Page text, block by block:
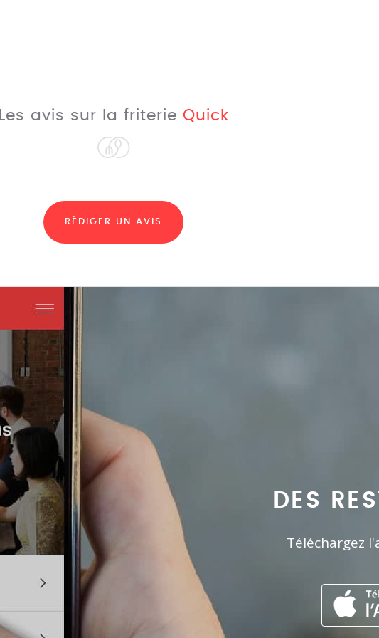
Les avis sur la friterie Quick
RÉDIGER UN AVIS
DES
Téléchargez